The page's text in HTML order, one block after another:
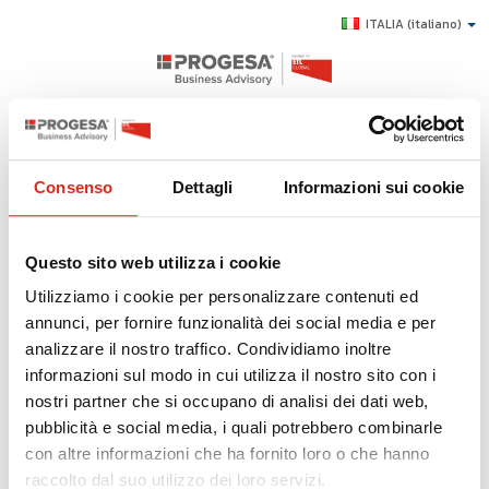
Consenso Dettagli Informazioni sui cookie
Questo sito web utilizza i cookie
Utilizziamo i cookie per personalizzare contenuti ed
annunci, per fornire funzionalità dei social media e per
analizzare il nostro traffico. Condividiamo inoltre
informazioni sul modo in cui utilizza il nostro sito con i
nostri partner che si occupano di analisi dei dati web,
pubblicità e social media, i quali potrebbero combinarle
con altre informazioni che ha fornito loro o che hanno
raccolto dal suo utilizzo dei loro servizi.
ITALIA(italiano)
CHI SIAMO
TOPICS
HIGHLIGHTS
E-LEARNING
AGEVOLAZIONI
CONTATTI
Horizon 2020
Di seguito tutti i contenuti taggati con:
HIGHLIGHTS: HORIZON 2020
Imprese e innovazione: Horizon 2020, fondi regionali e
cluster tecnologici